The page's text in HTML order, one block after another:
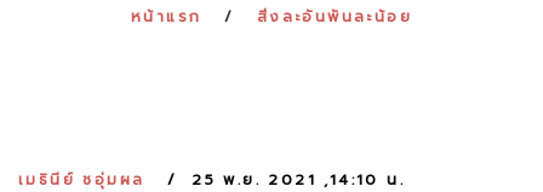
หน้าแรก สิ่งละอันพันละน้อย
เมธินีย์ ชอุ่มผล 25 พ.ย. 2021 ,14:10 น.